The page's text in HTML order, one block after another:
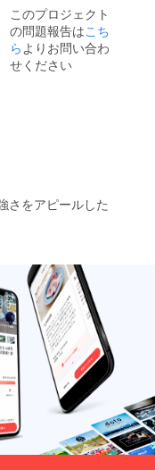
10,000
円（パ
ンフ
レット
ンク代
となり
ます ※
当日は
500円
UP
円（パ
ンフ
レット
付） ■S
席
として
ます ※
当日は
500円
UP
e+
（イー
プラ
ス）​
（パソ
ンチ
ケット​
）ロー
ソン各
店） 前
売
■SRS
10,000
円（パ
ンフ
レット
付） ■
カウン
ター
席
10,000
このプロジェクト
の問題報告はこち
ら よりお問い合わ
せください
さをアピールした